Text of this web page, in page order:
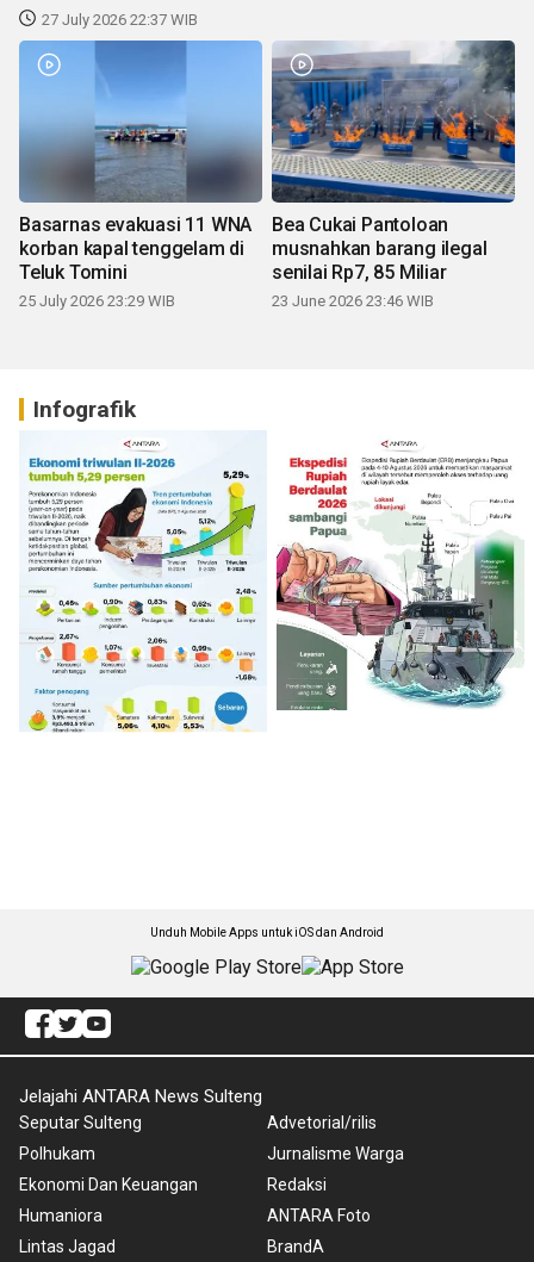
27 July 2026 22:37 WIB
Basarnas evakuasi 11 WNA
korban kapal tenggelam di
Teluk Tomini
25 July 2026 23:29 WIB
Bea Cukai Pantoloan
musnahkan barang ilegal
senilai Rp7, 85 Miliar
23 June 2026 23:46 WIB
Infografik
Unduh Mobile Apps untuk iOS dan Android
Jelajahi ANTARA News Sulteng
Seputar Sulteng
Polhukam
Ekonomi Dan Keuangan
Humaniora
Lintas Jagad
Advetorial/rilis
Jurnalisme Warga
Redaksi
ANTARA Foto
BrandA